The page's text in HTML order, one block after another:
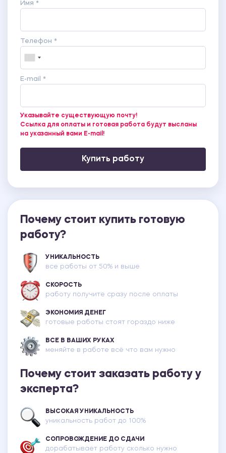
Имя *
Телефон *
E-mail *
Указывайте существующую почту!
Ссылка для оплаты и готовая работа будут высланы
на указанный вами E-mail!
Купить работу
Почему стоит купить готовую
работу?
УНИКАЛЬНОСТЬ
все работы от 50% и выше
СКОРОСТЬ
работу получите сразу после оплаты
ЭКОНОМИЯ ДЕНЕГ
готовые работы стоят гораздо ниже
ВСЕ В ВАШИХ РУКАХ
меняйте в работе всё что вам нужно
Почему стоит заказать работу у
эксперта?
ВЫСОКАЯ УНИКАЛЬНОСТЬ
уникальность работ до 100%
СОПРОВОЖДЕНИЕ ДО СДАЧИ
дорабатывает работу сколько нужно